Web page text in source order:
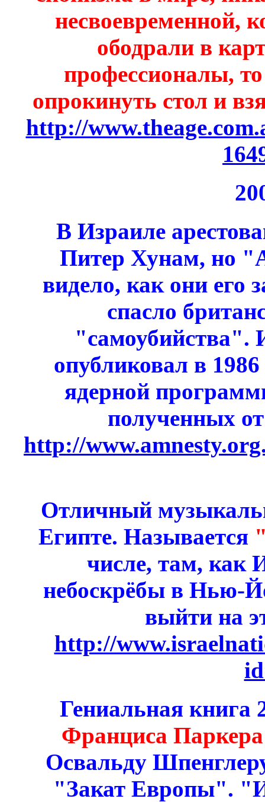
несвоевременной,
ободрали в
профессионалы,
опрокинуть стол и
http://
В Израиле
Питер Хунам, но
видело, как они его
спасло
"самоубийства".
опубликовал в
ядерной
полученных
http://
Отличный
Египте. Называется
числе, там, как
небоскрёбы в Нью-
выйти на
http://
Гениальная книга
Франциса
Освальду
"Закат Европы".